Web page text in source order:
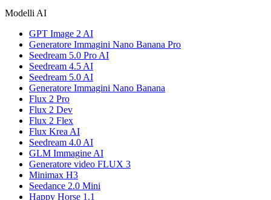
Modelli AI
GPT Image 2 AI
Generatore Immagini Nano Banana Pro
Seedream 5.0 Pro AI
Seedream 4.5 AI
Seedream 5.0 AI
Generatore Immagini Nano Banana
Flux 2 Pro
Flux 2 Dev
Flux 2 Flex
Flux Krea AI
Seedream 4.0 AI
GLM Immagine AI
Generatore video FLUX 3
Minimax H3
Seedance 2.0 Mini
Happy Horse 1.1